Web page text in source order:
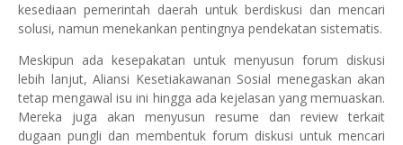
kesediaan pemerintah daerah untuk berdiskusi dan mencari
solusi, namun menekankan pentingnya pendekatan sistematis.
Meskipun ada kesepakatan untuk menyusun forum diskusi
lebih lanjut, Aliansi Kesetiakawanan Sosial menegaskan akan
tetap mengawal isu ini hingga ada kejelasan yang memuaskan.
Mereka juga akan menyusun resume dan review terkait
dugaan pungli dan membentuk forum diskusi untuk mencari